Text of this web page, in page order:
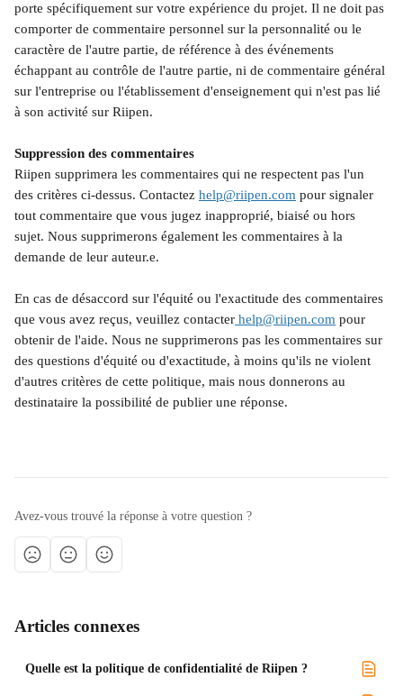
porte spécifiquement sur votre expérience du projet. Il ne doit pas
comporter de commentaire personnel sur la personnalité ou le
caractère de l'autre partie, de référence à des événements
échappant au contrôle de l'autre partie, ni de commentaire général
sur l'entreprise ou l'établissement d'enseignement qui n'est pas lié
à son activité sur Riipen.
Suppression des commentaires
Riipen supprimera les commentaires qui ne respectent pas l'un
des critères ci-dessus. Contactez help@riipen.com pour signaler
tout commentaire que vous jugez inapproprié, biaisé ou hors
sujet. Nous supprimerons également les commentaires à la
demande de leur auteur.e.
En cas de désaccord sur l'équité ou l'exactitude des commentaires
que vous avez reçus, veuillez contacter help@riipen.com pour
obtenir de l'aide. Nous ne supprimerons pas les commentaires sur
des questions d'équité ou d'exactitude, à moins qu'ils ne violent
d'autres critères de cette politique, mais nous donnerons au
destinataire la possibilité de publier une réponse.
Avez-vous trouvé la réponse à votre question ?
Articles connexes
Quelle est la politique de confidentialité de Riipen ?